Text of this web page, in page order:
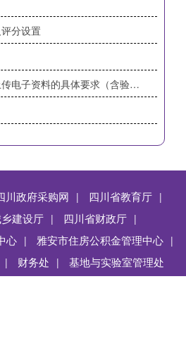
分设置
川农大入固定资产上传电子资料的具体要求（含验收单）
1 2 3 下页
川政府采购网 | 四川省教育厅 |
建设厅 | 四川省财政厅 |
心 | 雅安市住房公积金管理中心 |
| 财务处 | 基地与实验室管理处